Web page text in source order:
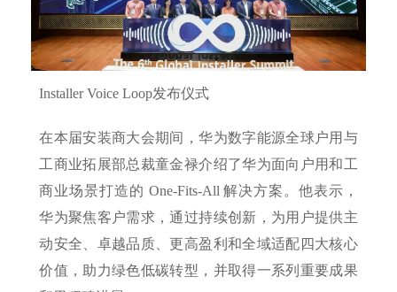
Installer Voice Loop发布仪式
在本届安装商大会期间，华为数字能源全球户用与
工商业拓展部总裁童金禄介绍了华为面向户用和工
商业场景打造的 One-Fits-All 解决方案。他表示，
华为聚焦客户需求，通过持续创新，为用户提供主
动安全、卓越品质、更高盈利和全域适配四大核心
价值，助力绿色低碳转型，并取得一系列重要成果